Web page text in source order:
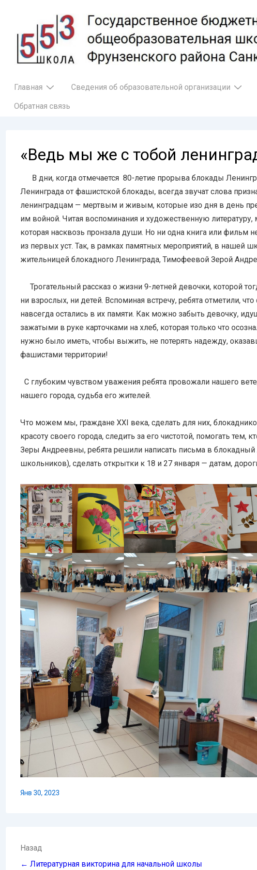
основному
содержимому
Основная
Главная Сведения об образовательной организации
Обратная связь
«Ведь мы же с тобой
В дни, когда отмечается 80-летие прорыва блокады
Ленинграда от фашистской блокады, всегда звучат слова
ленинградцам — мертвым и живым, которые изо дня в день
им войной. Читая воспоминания и художественную
которая насквозь пронзала души. Но ни одна книга или фильм
из первых уст. Так, в рамках памятных мероприятий, в нашей
жительницей блокадного Ленинграда, Тимофеевой Зерой
Трогательный рассказ о жизни 9-летней девочки, которой
ни взрослых, ни детей. Вспоминая встречу, ребята отметили,
навсегда остались в их памяти. Как можно забыть девочку,
зажатыми в руке карточками на хлеб, которая только что
нужно было иметь, чтобы выжить, не потерять надежду,
фашистами территории!
С глубоким чувством уважения ребята провожали нашего
нашего города, судьба его жителей.
Что можем мы, граждане XXI века, сделать для них,
красоту своего города, следить за его чистотой, помогать тем,
Зеры Андреевны, ребята решили написать письма в
школьников), сделать открытки к 18 и 27 января — датам,
Янв 30, 2023
Навигация
по
Назад
← Литературная викторина для начальной школы